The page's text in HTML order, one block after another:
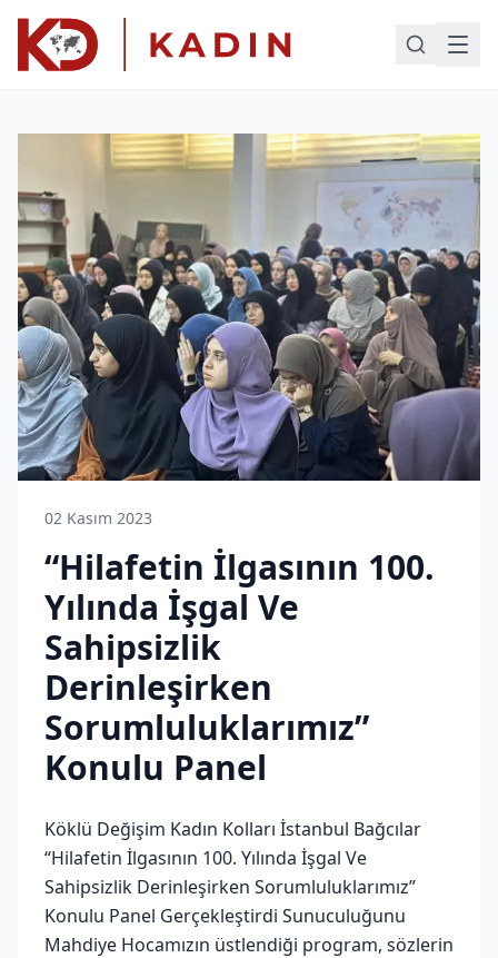
02 Kasım 2023
“Hilafetin İlgasının 100.
Yılında İşgal Ve
Sahipsizlik
Derinleşirken
Sorumluluklarımız”
Konulu Panel
Köklü Değişim Kadın Kolları İstanbul Bağcılar
“Hilafetin İlgasının 100. Yılında İşgal Ve
Sahipsizlik Derinleşirken Sorumluluklarımız”
Konulu Panel Gerçekleştirdi Sunuculuğunu
Mahdiye Hocamızın üstlendiği program, sözlerin